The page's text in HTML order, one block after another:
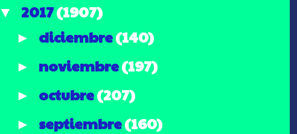
▼ 2017(1907)
► diciembre(140)
► noviembre(197)
► octubre(207)
► septiembre(160)